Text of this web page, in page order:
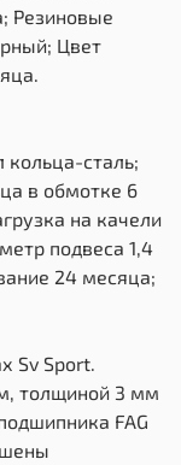
Резиновые
Цвет
сталь;
в обмотке 6
на качели
подвеса 1,4
24 месяца;
Sv Sport.
толщиной 3 мм
FAG